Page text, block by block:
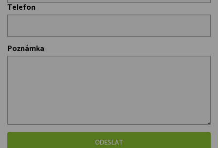
Telefon
Poznámka